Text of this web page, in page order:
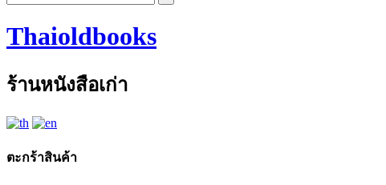
Thaioldbooks
ร้านหนังสือเก่า
ตะกร้าสินค้า